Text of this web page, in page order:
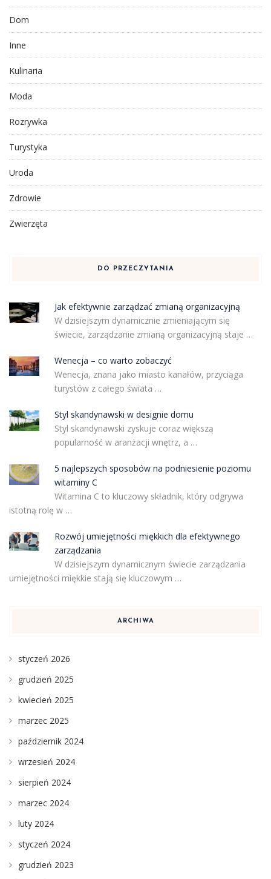
Dom
Inne
Kulinaria
Moda
Rozrywka
Turystyka
Uroda
Zdrowie
Zwierzęta
DO PRZECZYTANIA
Jak efektywnie zarządzać zmianą organizacyjną
W dzisiejszym dynamicznie zmieniającym się
świecie, zarządzanie zmianą organizacyjną staje …
Wenecja – co warto zobaczyć
Wenecja, znana jako miasto kanałów, przyciąga
turystów z całego świata …
Styl skandynawski w designie domu
Styl skandynawski zyskuje coraz większą
popularność w aranżacji wnętrz, a …
5 najlepszych sposobów na podniesienie poziomu
witaminy C
Witamina C to kluczowy składnik, który odgrywa
istotną rolę w …
Rozwój umiejętności miękkich dla efektywnego
zarządzania
W dzisiejszym dynamicznym świecie zarządzania
umiejętności miękkie stają się kluczowym …
ARCHIWA
styczeń 2026
grudzień 2025
kwiecień 2025
marzec 2025
październik 2024
wrzesień 2024
sierpień 2024
marzec 2024
luty 2024
styczeń 2024
grudzień 2023